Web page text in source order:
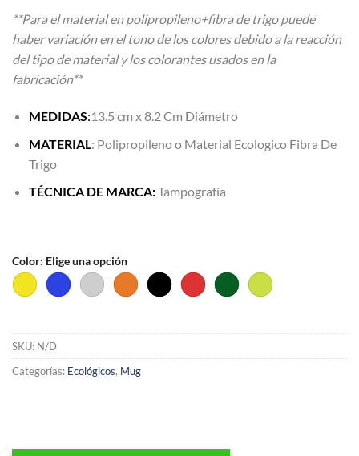
**Para el material en polipropileno+fibra de trigo puede
haber variación en el tono de los colores debido a la reacción
del tipo de material y los colorantes usados en la
fabricación**
MEDIDAS:13.5 cm x 8.2 Cm Diámetro
MATERIAL : Polipropileno o Material Ecologico Fibra De
Trigo
TÉCNICA DE MARCA:Tampografía
Color: Elige una opción
SKU: N/D
Categorías: Ecológicos, Mug